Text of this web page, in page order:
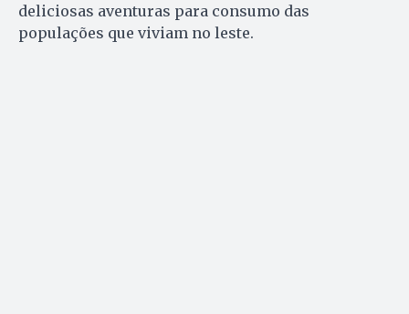
deliciosas aventuras para consumo das
populações que viviam no leste.